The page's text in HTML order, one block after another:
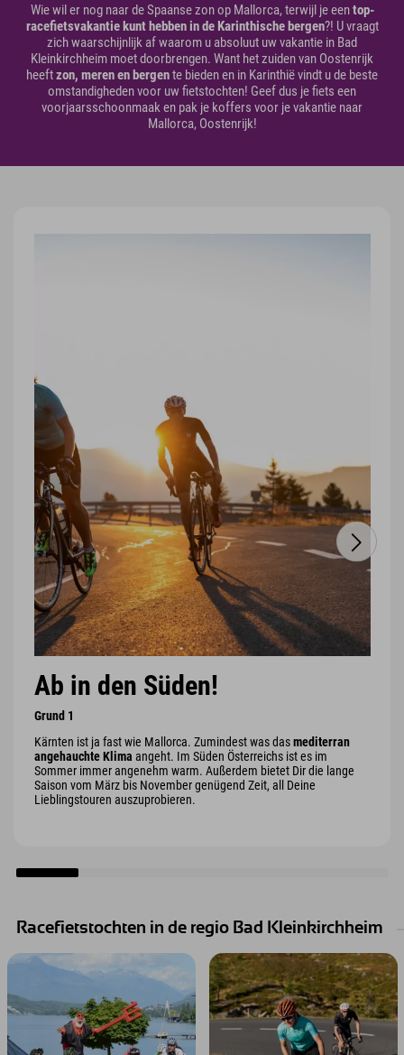
Wie wil er nog naar de Spaanse zon op Mallorca, terwijl je eentop-
racefietsvakantie kunt hebben in de Karinthische bergen?! U vraagt
zich waarschijnlijk af waarom u absoluut uw vakantie in Bad
Kleinkirchheim moet doorbrengen. Want het zuiden van Oostenrijk
heeftzon, meren en bergente bieden en in Karinthië vindt u de beste
omstandigheden voor uw fietstochten! Geef dus je fiets een
voorjaarsschoonmaak en pak je koffers voor je vakantie naar
Mallorca, Oostenrijk!
Ab in den Süden!
Grund 1
Kärnten ist ja fast wie Mallorca. Zumindest was dasmediterran
angehauchte Klima angeht. Im Süden Österreichs ist es im
Sommer immer angenehm warm. Außerdem bietet Dir die lange
Saison vom März bis November genügend Zeit, all Deine
Lieblingstouren auszuprobieren.
Racefietstochten in de regio Bad Kleinkirchheim